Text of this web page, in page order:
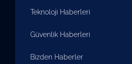
Teknoloji Haberleri
Güvenlik Haberleri
Bizden Haberler